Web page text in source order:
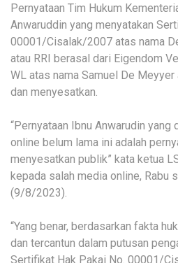
Pernyataan Tim Hukum
Anwaruddin yang menyatakan
00001/Cisalak/2007 atas nama
atau RRI berasal dari Eigendom
WL atas nama Samuel De
dan menyesatkan.
“Pernyataan Ibnu Anwarudin
online belum lama ini adalah
menyesatkan publik” kata ketua
kepada salah media online, Rabu
(9/8/2023).
“Yang benar, berdasarkan fakta
dan tercantun dalam putusan
Sertifikat Hak Pakai No. 00001/